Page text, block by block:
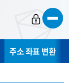
주소 좌표 변환